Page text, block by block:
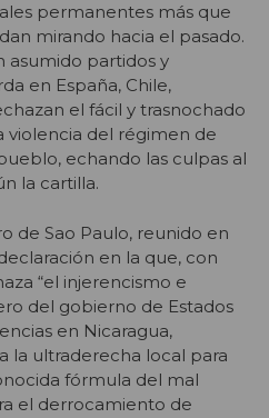
permanentes más que
mirando hacia el pasado.
asumido partidos y
en España, Chile,
el fácil y trasnochado
violencia del régimen de
echando las culpas al
la cartilla.
de Sao Paulo, reunido en
en la que, con
“el injerencismo e
del gobierno de Estados
en Nicaragua,
la ultraderecha local para
fórmula del mal
el derrocamiento de